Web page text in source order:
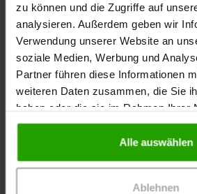
zu können und die Zugriffe auf
analysieren. Außerdem geben wir
Verwendung unserer Website an
soziale Medien, Werbung und
Partner führen diese Informationen
weiteren Daten zusammen, die Sie
haben oder die sie im Rahmen Ihrer
gesammelt haben.
Alle auswählen
Ablehnen
Fallbeispiel: Pyoderma
Unterschenkel
Jennifer von Klonczynski